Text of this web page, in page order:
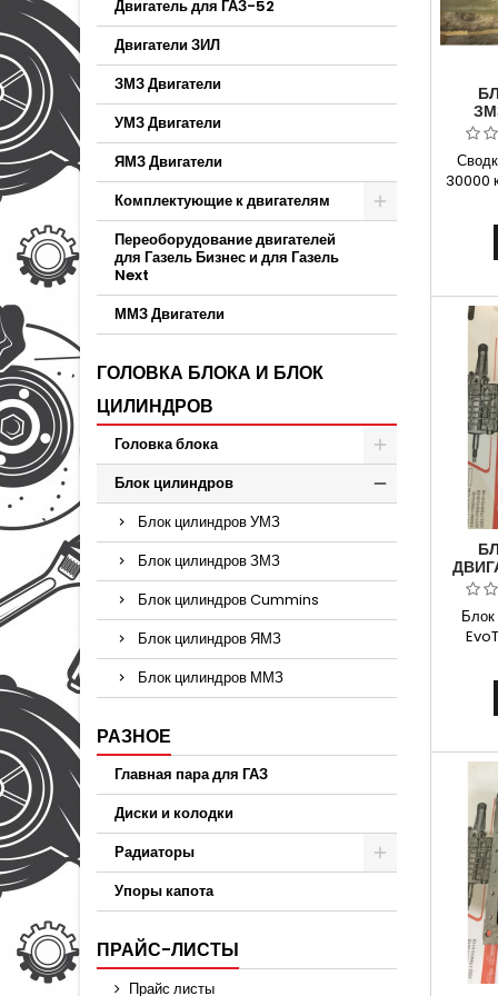
Двигатель для ГАЗ-52
Двигатели ЗИЛ
ЗМЗ Двигатели
УМЗ Двигатели
ЯМЗ Двигатели
Комплектующие к двигателям
Переоборудование двигателей
для Газель Бизнес и для Газель
Next
ММЗ Двигатели
ГОЛОВКА БЛОКА И БЛОК
ЦИЛИНДРОВ
Головка блока
Блок цилиндров
Блок цилиндров УМЗ
Блок цилиндров ЗМЗ
Блок цилиндров Cummins
Блок цилиндров ЯМЗ
Блок цилиндров ММЗ
РАЗНОЕ
Главная пара для ГАЗ
Диски и колодки
Радиаторы
Упоры капота
ПРАЙС-ЛИСТЫ
Прайс листы
30000
на
Блок
для
Москва
и